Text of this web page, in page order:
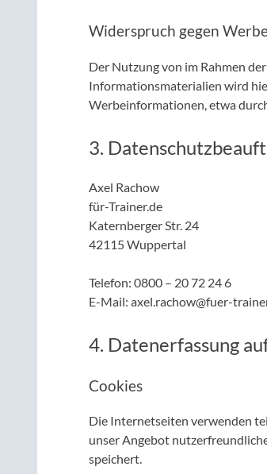
Widerspruch gegen
Der Nutzung von im Rahmen
Informationsmaterialien wird
Werbeinformationen, etwa
3.
Axel Rachow
für-Trainer.de
Katernberger Str. 24
42115 Wuppertal
Telefon: 0800 – 20 72 24 6
E-Mail: axel.rachow@fuer-
4. Datenerfassung
Cookies
Die Internetseiten verwenden
unser Angebot
speichert.